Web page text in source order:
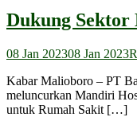
Dukung
08 Jan 202308 Jan 2023
Kabar Malioboro – PT
meluncurkan Mandiri
untuk Rumah Sakit […]